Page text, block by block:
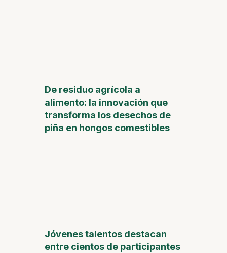
De residuo agrícola a
alimento: la innovación que
transforma los desechos de
piña en hongos comestibles
Jóvenes talentos destacan
entre cientos de participantes